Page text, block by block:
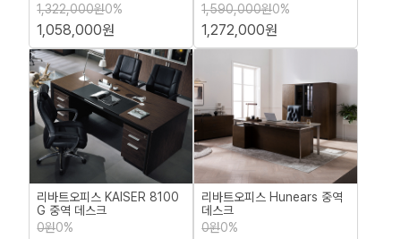
1,322,000원0%
1,058,000원
1,590,000원0%
1,272,000원
리바트오피스 KAISER 8100
G 중역 데스크
0원0%
리바트오피스 Hunears 중역
데스크
0원0%